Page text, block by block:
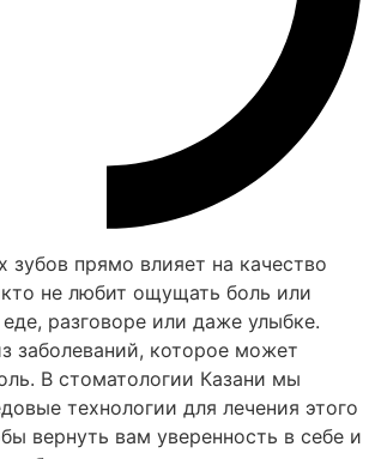
зубов прямо влияет на качество
не любит ощущать боль или
разговоре или даже улыбке.
заболеваний, которое может
В стоматологии Казани мы
технологии для лечения этого
вернуть вам уверенность в себе и